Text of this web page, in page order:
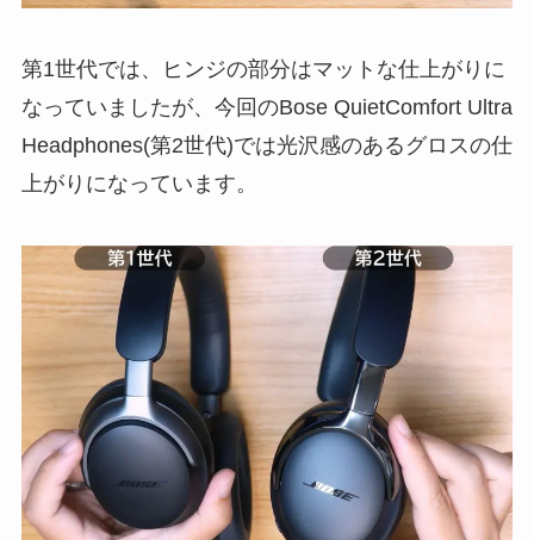
第1世代では、ヒンジの部分はマットな仕上がりに
なっていましたが、今回のBose QuietComfort Ultra
Headphones(第2世代)では光沢感のあるグロスの仕
上がりになっています。